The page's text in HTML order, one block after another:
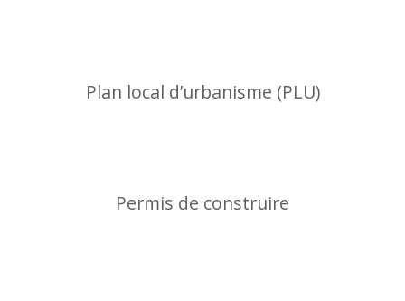
Plan local d’urbanisme (PLU)
Permis de construire